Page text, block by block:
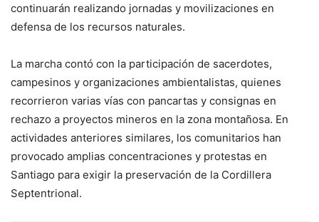
continuarán realizando jornadas y movilizaciones en
defensa de los recursos naturales.
La marcha contó con la participación de sacerdotes,
campesinos y organizaciones ambientalistas, quienes
recorrieron varias vías con pancartas y consignas en
rechazo a proyectos mineros en la zona montañosa. En
actividades anteriores similares, los comunitarios han
provocado amplias concentraciones y protestas en
Santiago para exigir la preservación de la Cordillera
Septentrional.